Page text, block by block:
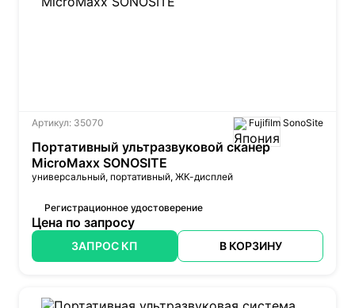
Артикул: 35070 Fujifilm SonoSite
Портативный ультразвуковой сканер
MicroMaxx SONOSITE
универсальный, портативный, ЖК-дисплей
Регистрационное удостоверение
Цена по запросу
ЗАПРОС КП В КОРЗИНУ